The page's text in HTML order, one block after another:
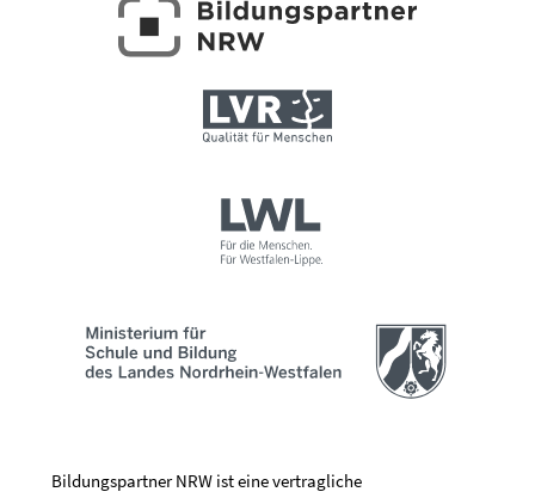
Bildungspartner NRW ist eine vertragliche